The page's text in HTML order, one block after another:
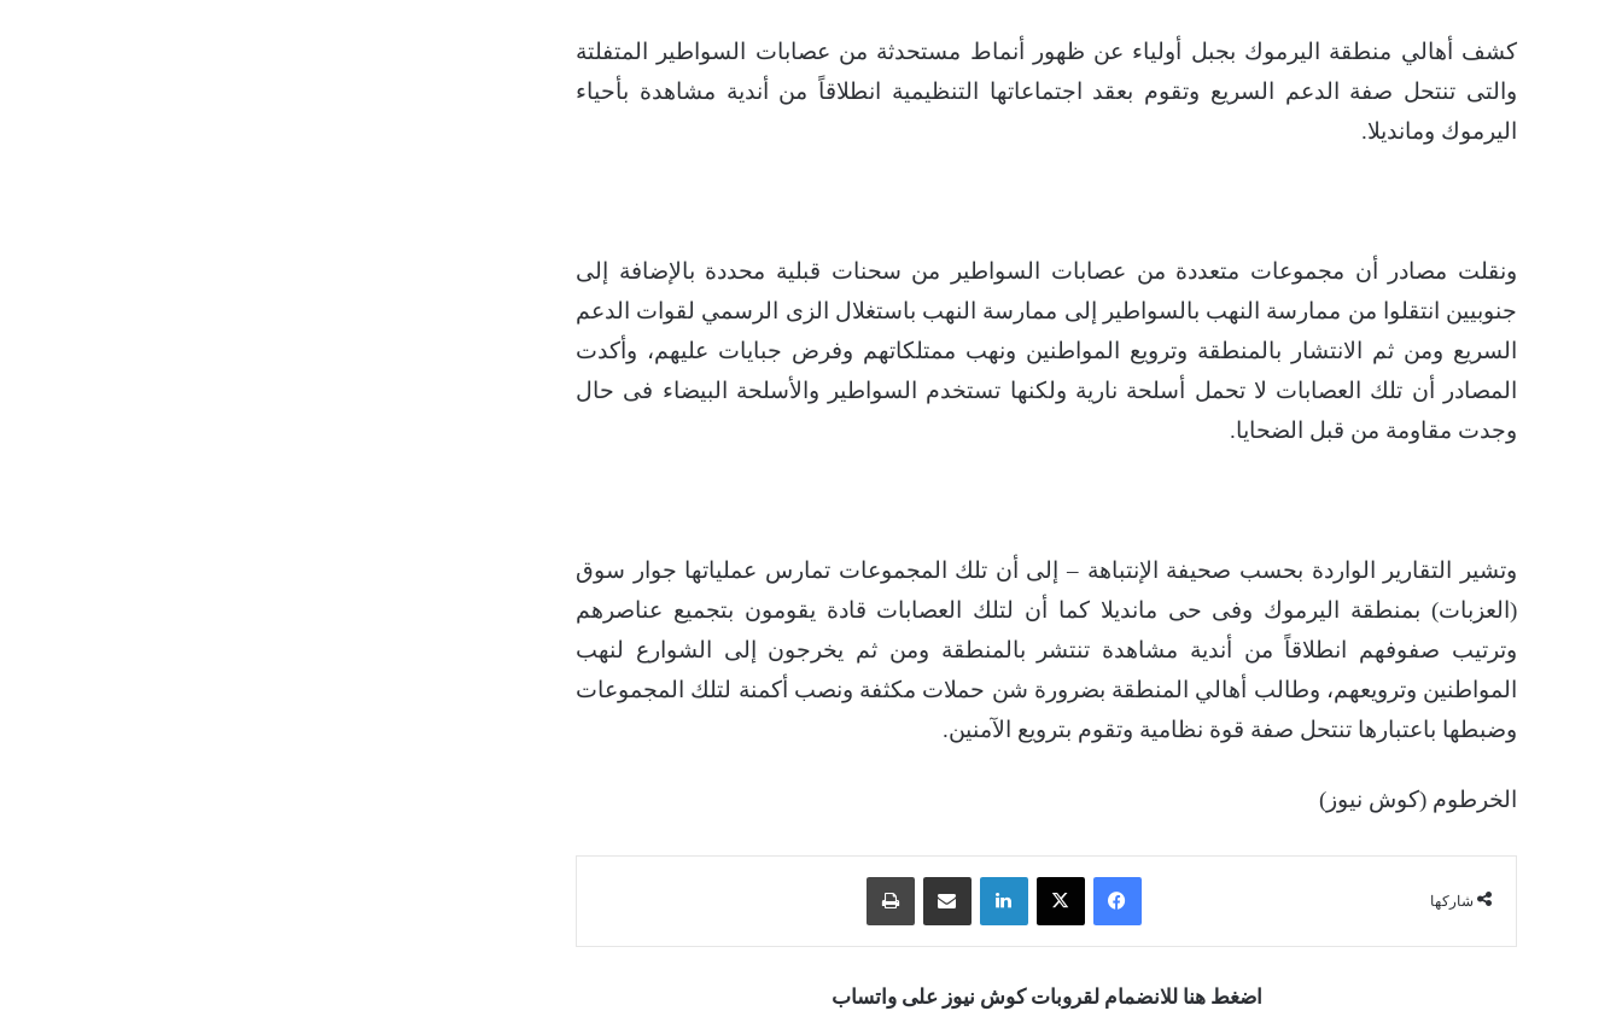
كشف أهالي منطقة اليرموك بجبل أولياء عن ظهور أنماط مستحدثة من عصابات السواطير المتفلتة
والتى تنتحل صفة الدعم السريع وتقوم بعقد اجتماعاتها التنظيمية انطلاقاً من أندية مشاهدة بأحياء
اليرموك ومانديلا.
ونقلت مصادر أن مجموعات متعددة من عصابات السواطير من سحنات قبلية محددة بالإضافة إلى
جنوبيين انتقلوا من ممارسة النهب بالسواطير إلى ممارسة النهب باستغلال الزى الرسمي لقوات الدعم
السريع ومن ثم الانتشار بالمنطقة وترويع المواطنين ونهب ممتلكاتهم وفرض جبايات عليهم، وأكدت
المصادر أن تلك العصابات لا تحمل أسلحة نارية ولكنها تستخدم السواطير والأسلحة البيضاء فى حال
وجدت مقاومة من قبل الضحايا.
وتشير التقارير الواردة بحسب صحيفة الإنتباهة – إلى أن تلك المجموعات تمارس عملياتها جوار سوق
(العزبات) بمنطقة اليرموك وفى حى مانديلا كما أن لتلك العصابات قادة يقومون بتجميع عناصرهم
وترتيب صفوفهم انطلاقاً من أندية مشاهدة تنتشر بالمنطقة ومن ثم يخرجون إلى الشوارع لنهب
المواطنين وترويعهم، وطالب أهالي المنطقة بضرورة شن حملات مكثفة ونصب أكمنة لتلك المجموعات
وضبطها باعتبارها تنتحل صفة قوة نظامية وتقوم بترويع الآمنين.
الخرطوم (كوش نيوز)
شاركها
فيسبوك ‫X لينكدإن مشاركة عبر البريد
اضغط هنا للانضمام لقروبات كوش نيوز على واتساب